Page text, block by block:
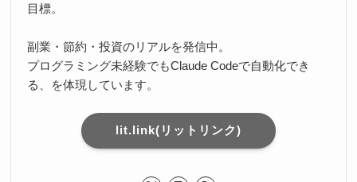
目標。
副業・節約・投資のリアルを発信中。
プログラミング未経験でもClaude Codeで自動化でき
る、を体現しています。
lit.link(リットリンク)